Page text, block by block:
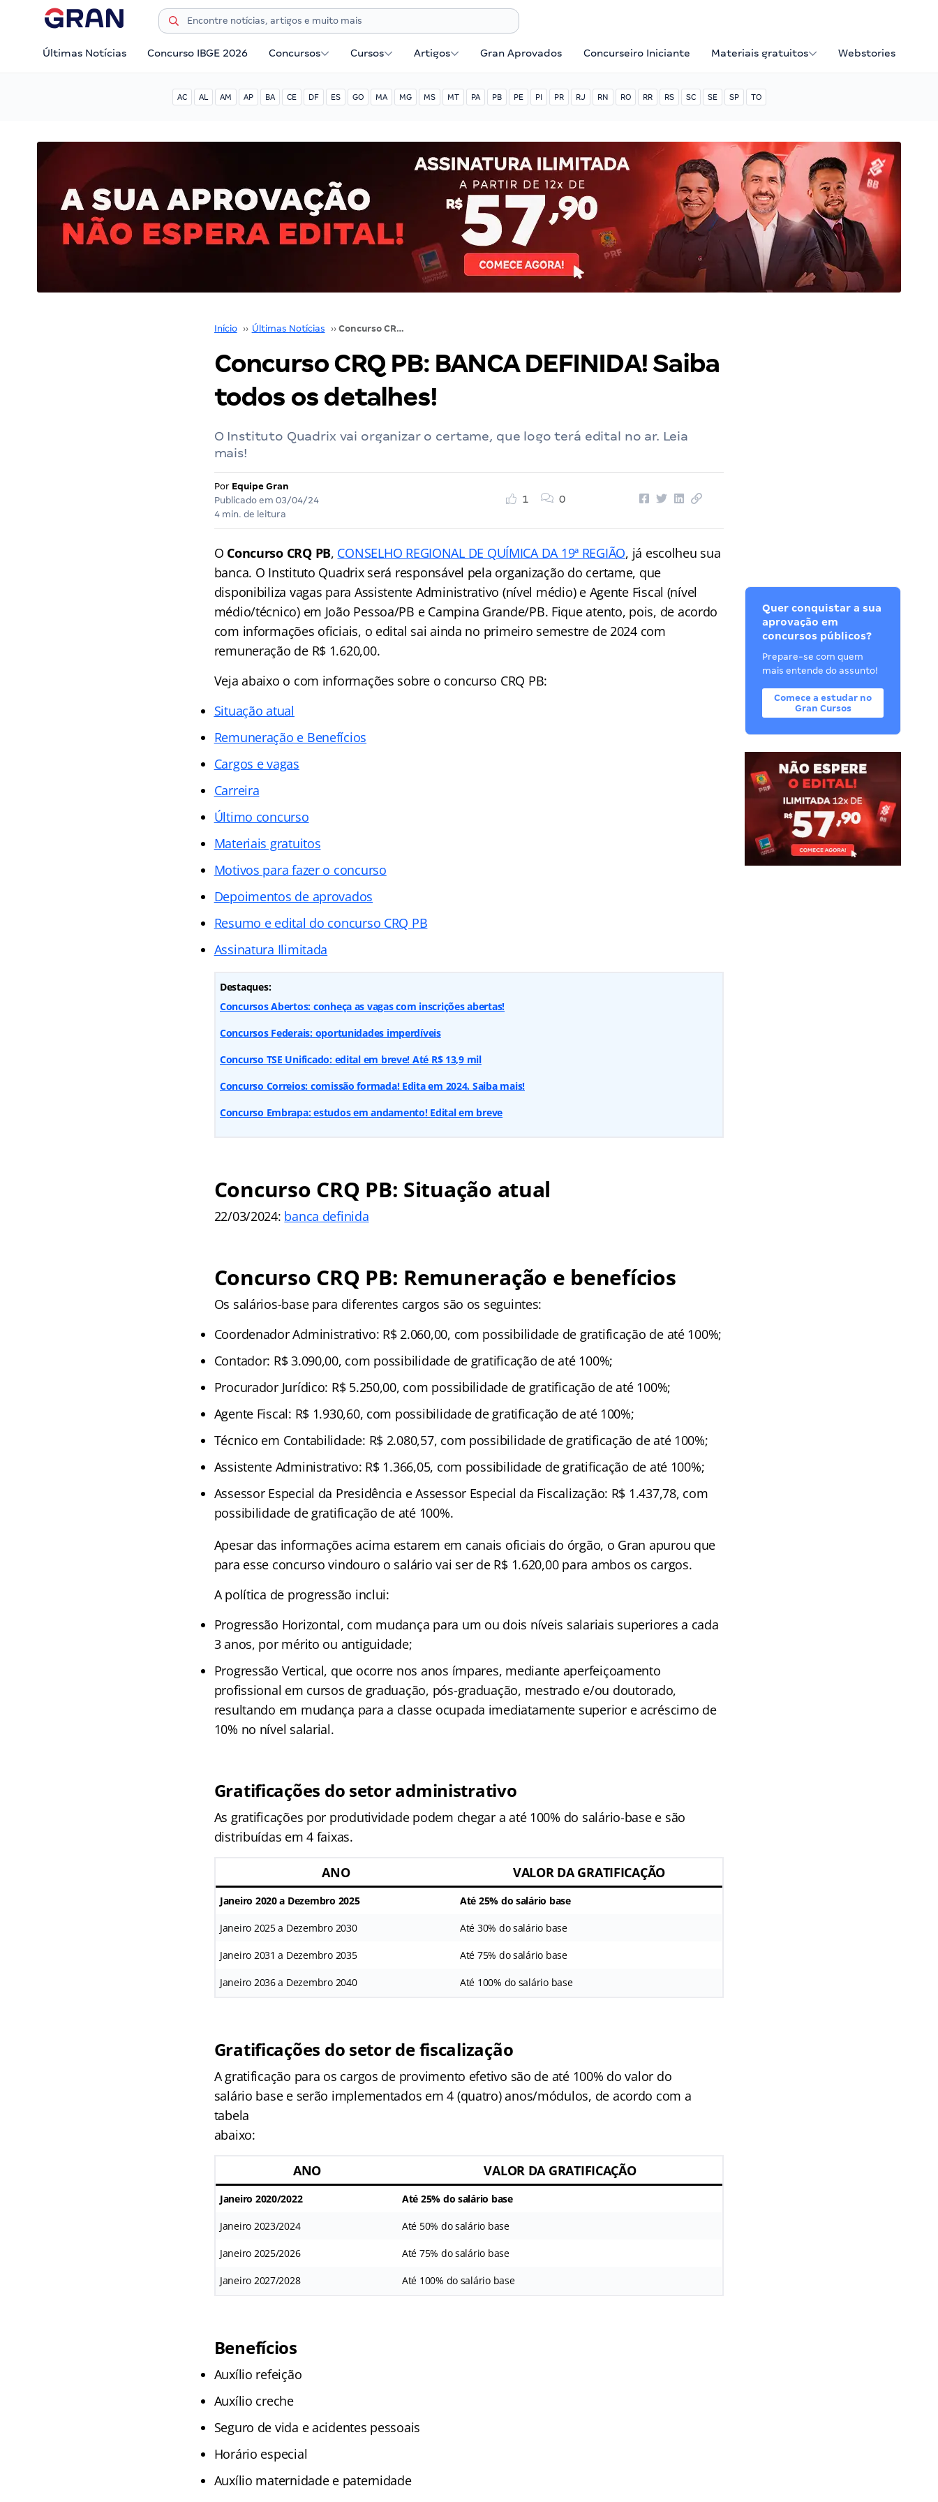
Últimas Notícias Concurso IBGE 2026 Concursos Cursos Artigos Gran Aprovados Concurseiro Iniciante Materiais gratuitos Webstories
AC AL AM AP BA CE DF ES GO MA MG MS MT PA PB PE PI PR RJ RN RO RR RS SC SE SP TO
Início ›› Últimas Notícias ›› Concurso CRQ PB: BANCA DEFINIDA! Saiba todos os detalhes!
Concurso CRQ PB: BANCA DEFINIDA! Saiba
todos os detalhes!
O Instituto Quadrix vai organizar o certame, que logo terá edital no ar. Leia
mais!
Por Equipe Gran
Publicado em 03/04/24
4 min. de leitura
1 0
O Concurso CRQ PB, CONSELHO REGIONAL DE QUÍMICA DA 19ª REGIÃO, já escolheu sua
banca. O Instituto Quadrix será responsável pela organização do certame, que
disponibiliza vagas para Assistente Administrativo (nível médio) e Agente Fiscal (nível
médio/técnico) em João Pessoa/PB e Campina Grande/PB. Fique atento, pois, de acordo
com informações oficiais, o edital sai ainda no primeiro semestre de 2024 com
remuneração de R$ 1.620,00.
Veja abaixo o com informações sobre o concurso CRQ PB:
Situação atual
Remuneração e Benefícios
Cargos e vagas
Carreira
Último concurso
Materiais gratuitos
Motivos para fazer o concurso
Depoimentos de aprovados
Resumo e edital do concurso CRQ PB
Assinatura Ilimitada
Destaques:
Concursos Abertos: conheça as vagas com inscrições abertas!
Concursos Federais: oportunidades imperdíveis
Concurso TSE Unificado: edital em breve! Até R$ 13,9 mil
Concurso Correios: comissão formada! Edita em 2024. Saiba mais!
Concurso Embrapa: estudos em andamento! Edital em breve
Concurso CRQ PB: Situação atual
22/03/2024: banca definida
Concurso CRQ PB: Remuneração e benefícios
Os salários-base para diferentes cargos são os seguintes:
Coordenador Administrativo: R$ 2.060,00, com possibilidade de gratificação de até 100%;
Contador: R$ 3.090,00, com possibilidade de gratificação de até 100%;
Procurador Jurídico: R$ 5.250,00, com possibilidade de gratificação de até 100%;
Agente Fiscal: R$ 1.930,60, com possibilidade de gratificação de até 100%;
Técnico em Contabilidade: R$ 2.080,57, com possibilidade de gratificação de até 100%;
Assistente Administrativo: R$ 1.366,05, com possibilidade de gratificação de até 100%;
Assessor Especial da Presidência e Assessor Especial da Fiscalização: R$ 1.437,78, com
possibilidade de gratificação de até 100%.
Apesar das informações acima estarem em canais oficiais do órgão, o Gran apurou que
para esse concurso vindouro o salário vai ser de R$ 1.620,00 para ambos os cargos.
A política de progressão inclui:
Progressão Horizontal, com mudança para um ou dois níveis salariais superiores a cada
3 anos, por mérito ou antiguidade;
Progressão Vertical, que ocorre nos anos ímpares, mediante aperfeiçoamento
profissional em cursos de graduação, pós-graduação, mestrado e/ou doutorado,
resultando em mudança para a classe ocupada imediatamente superior e acréscimo de
10% no nível salarial.
Gratificações do setor administrativo
As gratificações por produtividade podem chegar a até 100% do salário-base e são
distribuídas em 4 faixas.
ANO VALOR DA GRATIFICAÇÃO
Janeiro 2020 a Dezembro 2025 Até 25% do salário base
Janeiro 2025 a Dezembro 2030 Até 30% do salário base
Janeiro 2031 a Dezembro 2035 Até 75% do salário base
Janeiro 2036 a Dezembro 2040 Até 100% do salário base
Gratificações do setor de fiscalização
A gratificação para os cargos de provimento efetivo são de até 100% do valor do
salário base e serão implementados em 4 (quatro) anos/módulos, de acordo com a
tabela
abaixo:
ANO VALOR DA GRATIFICAÇÃO
Janeiro 2020/2022 Até 25% do salário base
Janeiro 2023/2024 Até 50% do salário base
Janeiro 2025/2026 Até 75% do salário base
Janeiro 2027/2028 Até 100% do salário base
Benefícios
Auxílio refeição
Auxílio creche
Seguro de vida e acidentes pessoais
Horário especial
Auxílio maternidade e paternidade
Quer conquistar a sua
aprovação em
concursos públicos?
Prepare-se com quem
mais entende do assunto!
Comece a estudar no
Gran Cursos